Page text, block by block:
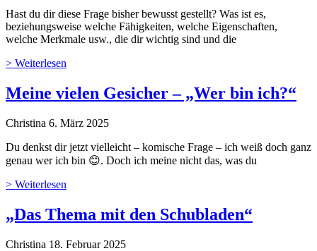
Hast du dir diese Frage bisher bewusst gestellt? Was ist es,
beziehungsweise welche Fähigkeiten, welche Eigenschaften,
welche Merkmale usw., die dir wichtig sind und die
> Weiterlesen
Meine vielen Gesicher – „Wer bin ich?“
Christina 6. März 2025
Du denkst dir jetzt vielleicht – komische Frage – ich weiß doch ganz
genau wer ich bin 😊. Doch ich meine nicht das, was du
> Weiterlesen
„Das Thema mit den Schubladen“
Christina 18. Februar 2025